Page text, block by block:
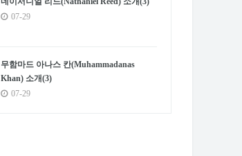
07-29
무함마드 아나스 칸(Muhammadanas
Khan) 소개(3)
07-29